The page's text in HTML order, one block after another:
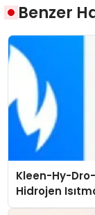
Benzer
Kleen-Hy-
Hidrojen
Düzenleyici